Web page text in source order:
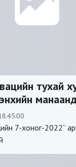
тухай
7-хоног-2022”